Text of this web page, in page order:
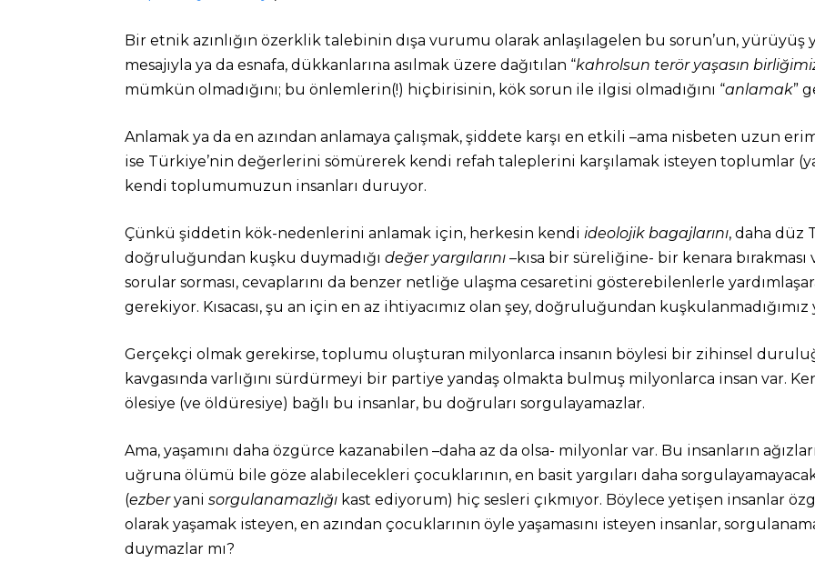
Bir etnik azınlığın özerklik talebinin dışa vurumu olarak anlaşılagelen bu sorun’un, yürüyüş
mesajıyla ya da esnafa, dükkanlarına asılmak üzere dağıtılan “kahrolsun terör yaşasın
mümkün olmadığını; bu önlemlerin(!) hiçbirisinin, kök sorun ile ilgisi olmadığını “anlamak”
Anlamak ya da en azından anlamaya çalışmak, şiddete karşı en etkili –ama nisbeten uzun
ise Türkiye’nin değerlerini sömürerek kendi refah taleplerini karşılamak isteyen toplumlar
kendi toplumumuzun insanları duruyor.
Çünkü şiddetin kök-nedenlerini anlamak için, herkesin kendi ideolojik bagajlarını, daha düz
doğruluğundan kuşku duymadığı değer yargılarını –kısa bir süreliğine- bir kenara
sorular sorması, cevaplarını da benzer netliğe ulaşma cesaretini gösterebilenlerle
gerekiyor. Kısacası, şu an için en az ihtiyacımız olan şey, doğruluğundan kuşkulanmadığımız
Gerçekçi olmak gerekirse, toplumu oluşturan milyonlarca insanın böylesi bir zihinsel
kavgasında varlığını sürdürmeyi bir partiye yandaş olmakta bulmuş milyonlarca insan var.
ölesiye (ve öldüresiye) bağlı bu insanlar, bu doğruları sorgulayamazlar.
Ama, yaşamını daha özgürce kazanabilen –daha az da olsa- milyonlar var. Bu insanların
uğruna ölümü bile göze alabilecekleri çocuklarının, en basit yargıları daha
(ezberyani sorgulanamazlığı kast ediyorum) hiç sesleri çıkmıyor. Böylece yetişen insanlar
olarak yaşamak isteyen, en azından çocuklarının öyle yaşamasını isteyen insanlar,
duymazlar mı?